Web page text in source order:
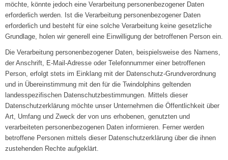
möchte, könnte jedoch eine Verarbeitung personenbezogener Daten
erforderlich werden. Ist die Verarbeitung personenbezogener Daten
erforderlich und besteht für eine solche Verarbeitung keine gesetzliche
Grundlage, holen wir generell eine Einwilligung der betroffenen Person ein.
Die Verarbeitung personenbezogener Daten, beispielsweise des Namens,
der Anschrift, E-Mail-Adresse oder Telefonnummer einer betroffenen
Person, erfolgt stets im Einklang mit der Datenschutz-Grundverordnung
und in Übereinstimmung mit den für die Twindolphins geltenden
landesspezifischen Datenschutzbestimmungen. Mittels dieser
Datenschutzerklärung möchte unser Unternehmen die Öffentlichkeit über
Art, Umfang und Zweck der von uns erhobenen, genutzten und
verarbeiteten personenbezogenen Daten informieren. Ferner werden
betroffene Personen mittels dieser Datenschutzerklärung über die ihnen
zustehenden Rechte aufgeklärt.